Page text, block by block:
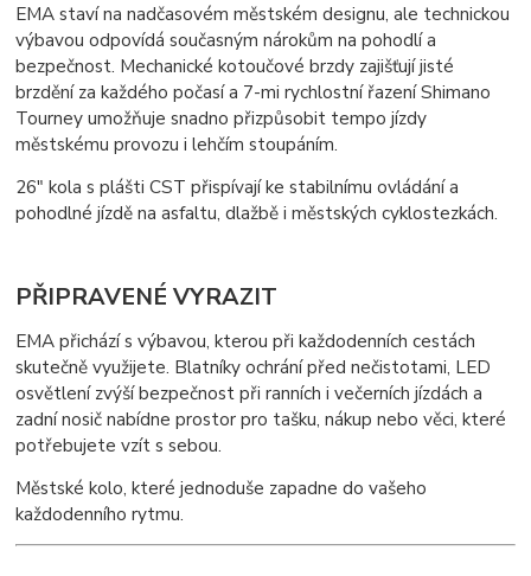
EMA staví na nadčasovém městském designu, ale technickou
výbavou odpovídá současným nárokům na pohodlí a
bezpečnost. Mechanické kotoučové brzdy zajišťují jisté
brzdění za každého počasí a 7-mi rychlostní řazení Shimano
Tourney umožňuje snadno přizpůsobit tempo jízdy
městskému provozu i lehčím stoupáním.
26" kola s plášti CST přispívají ke stabilnímu ovládání a
pohodlné jízdě na asfaltu, dlažbě i městských cyklostezkách.
PŘIPRAVENÉ VYRAZIT
EMA přichází s výbavou, kterou při každodenních cestách
skutečně využijete. Blatníky ochrání před nečistotami, LED
osvětlení zvýší bezpečnost při ranních i večerních jízdách a
zadní nosič nabídne prostor pro tašku, nákup nebo věci, které
potřebujete vzít s sebou.
Městské kolo, které jednoduše zapadne do vašeho
každodenního rytmu.